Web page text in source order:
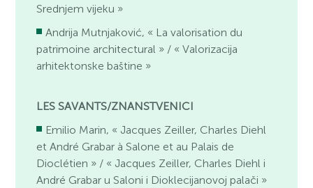
Srednjem vijeku »
Andrija Mutnjaković, « La valorisation du
patrimoine architectural » / « Valorizacija
arhitektonske baštine »
LES SAVANTS/ZNANSTVENICI
Emilio Marin, « Jacques Zeiller, Charles Diehl
et André Grabar à Salone et au Palais de
Dioclétien » / « Jacques Zeiller, Charles Diehl i
André Grabar u Saloni i Dioklecijanovoj palači »